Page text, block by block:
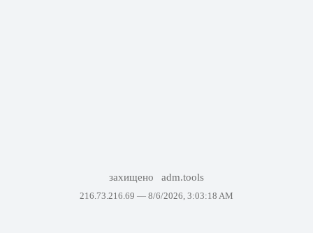
захищено adm.tools
216.73.216.69 — 8/6/2026, 3:03:18 AM